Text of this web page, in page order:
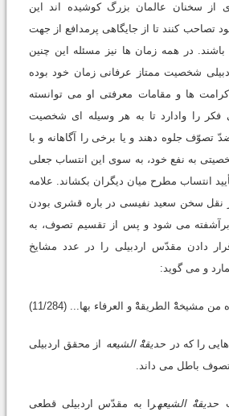
از سخنان عالمان بزرگ کوشیده اند این
تصاحب کنند تا از جایگاهی پرمدافع از جهت
در همه زمان ها نیز مسئله این چنین
شخصیت ممتاز عرفانی زمان خود بوده
ها و مقامات معرفتی او می توانسته
فکر را وادارد تا به هر وسیله ای شخصیت
تصوّف جلوه دهند و یا برخی را آگاهانه و با
به نفع خود، به سوی این انتساب جعلی
انتساب مطرح میان دیگران بکشاند. علامه
نقل سخن سعید نفیسی در باره قشری بودن
می شود و پس از تقسیم تصوف، به
دادن مقدّس اردبیلی را در عدد مشایخ
و می گوید:
مشیخهْْ الطریقهْْ و العرفاء بها... (11/284)
را که در حدیقهْْ الشیعه
از محقق اردبیلی
باطل می داند.
حدیقهْْ الشیعهرا به مقدّس اردبیلی قطعی